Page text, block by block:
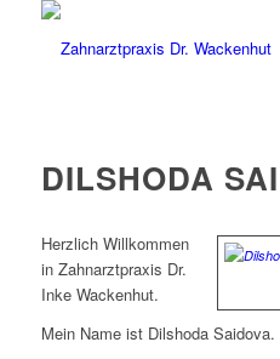
DILSHODA
Herzlich Willkommen
in Zahnarztpraxis Dr.
Inke Wackenhut.
Mein Name ist Dilshoda Saidova.